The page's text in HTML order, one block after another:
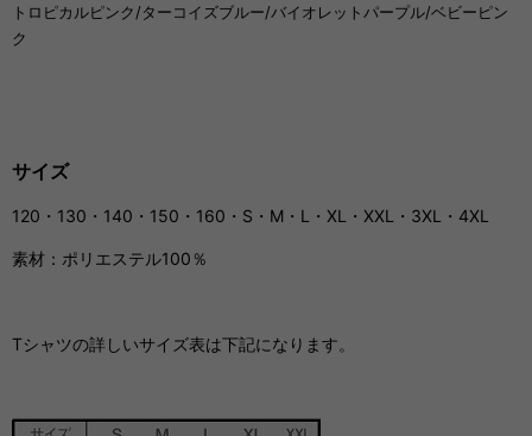
トロピカルピンク/ターコイズブルー/バイオレットパープル/ベビーピン
ク
サイズ
120・130・140・150・160・S・M・L・XL・XXL・3XL・4XL
素材：ポリエステル100％
Tシャツの詳しいサイズ表は下記になります。